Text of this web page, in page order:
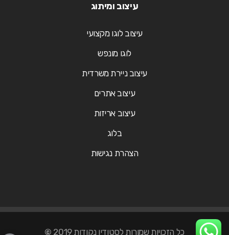
עיצוב ומיתוג
עיצוב לוגו מקצועי
לוגו מונפש
עיצוב ניירת משרדית
עיצוב אתרים
עיצוב אריזות
בלוג
הצהרת נגישות
כל הזכויות שמורות לסטודיו נקודות 2019 ©